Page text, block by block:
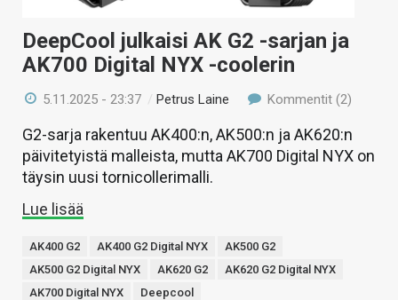
HAKU
DeepCool julkaisi AK G2 -sarjan ja
AK700 Digital NYX -coolerin
5.11.2025 - 23:37 /Petrus Laine Kommentit (2)
G2-sarja rakentuu AK400:n, AK500:n ja AK620:n
päivitetyistä malleista, mutta AK700 Digital NYX on
täysin uusi tornicollerimalli.
Lue lisää
AK400 G2 AK400 G2 Digital NYX
AK500 G2
AK500 G2 Digital NYX
AK620 G2
AK620 G2 Digital NYX
AK700 Digital NYX
Deepcool